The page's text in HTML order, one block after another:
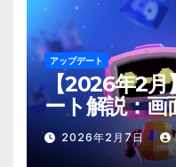
アップデート
【2026年2
ート解説：画
や「@time
2026年2月7日